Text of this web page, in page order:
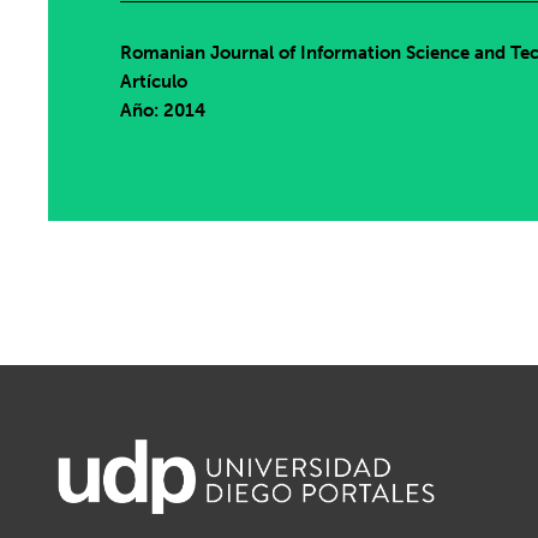
Romanian Journal of Information Science and
Artículo
Año: 2014